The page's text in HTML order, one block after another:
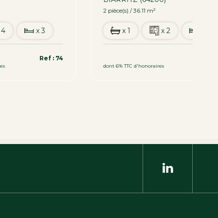
x 3
Ref : 74
2 pièce(s) / 36.11 m²
x 1 x 2
dont 6% TTC d'honoraires